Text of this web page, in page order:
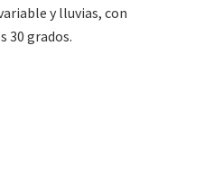
y lluvias, con
30 grados.